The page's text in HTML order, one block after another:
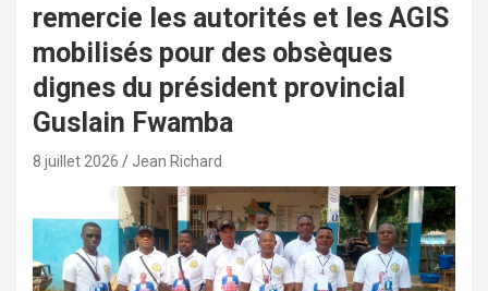
remercie les autorités et les AGIS
mobilisés pour des obsèques
dignes du président provincial
Guslain Fwamba
8 juillet 2026 Jean Richard